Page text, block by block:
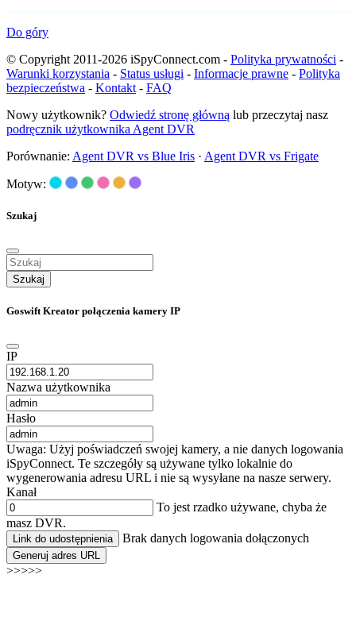
Do góry
© Copyright 2011-2026 iSpyConnect.com - Polityka prywatności -
Warunki korzystania - Status usługi - Informacje prawne - Polityka
bezpieczeństwa - Kontakt - FAQ
Nowy użytkownik? Odwiedź stronę główną lub przeczytaj nasz
podręcznik użytkownika Agent DVR
Porównanie: Agent DVR vs Blue Iris · Agent DVR vs Frigate
Motyw:
Szukaj
Szukaj
Goswift Kreator połączenia kamery IP
IP
Nazwa użytkownika
Hasło
Uwaga: Użyj poświadczeń swojej kamery, a nie danych logowania
iSpyConnect. Te szczegóły są używane tylko lokalnie do
wygenerowania adresu URL i nie są wysyłane na nasze serwery.
Kanał
To jest rzadko używane, chyba że
masz DVR.
Link do udostępnienia Brak danych logowania dołączonych
Generuj adres URL
>>>>>